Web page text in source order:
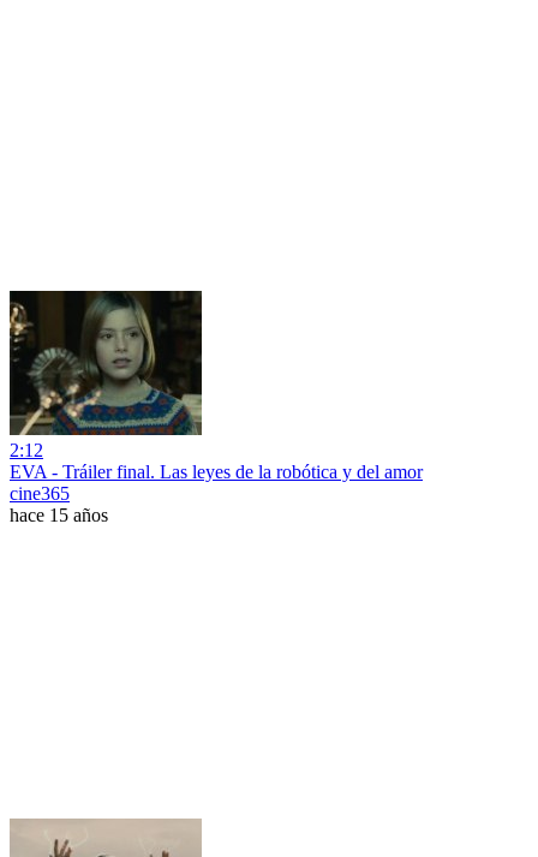
2:12
EVA - Tráiler final. Las leyes de la robótica y del amor
cine365
hace 15 años